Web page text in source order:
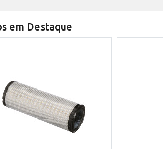
em Destaque